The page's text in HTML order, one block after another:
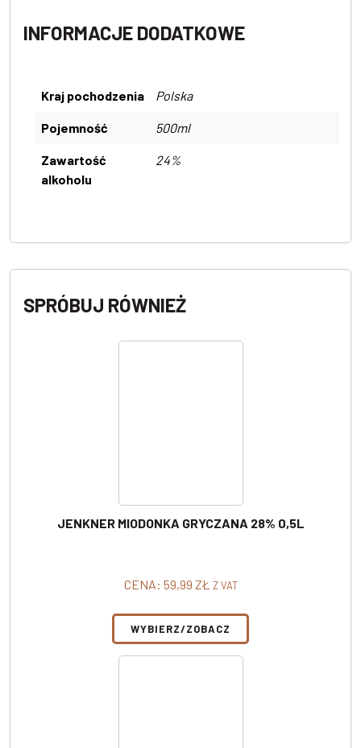
INFORMACJE DODATKOWE
Kraj pochodzenia Polska
Pojemność 500ml
Zawartość
alkoholu
24%
SPRÓBUJ RÓWNIEŻ
JENKNER MIODONKA GRYCZANA 28% 0,5L
CENA: 59,99 ZŁ Z VAT
WYBIERZ/ZOBACZ